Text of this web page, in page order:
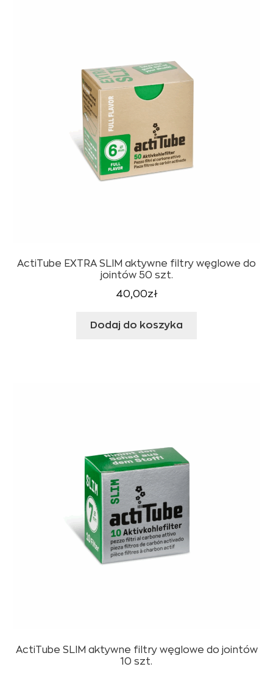
ActiTube EXTRA SLIM aktywne filtry węglowe do
jointów 50 szt.
40,00zł
Dodaj do koszyka
ActiTube SLIM aktywne filtry węglowe do jointów
10 szt.